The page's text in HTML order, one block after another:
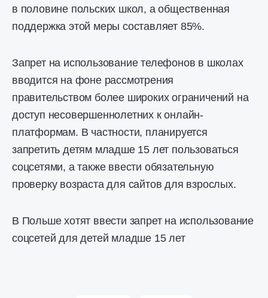
в половине польских школ, а общественная
поддержка этой меры составляет 85%.
Запрет на использование телефонов в школах
вводится на фоне рассмотрения
правительством более широких ограничений на
доступ несовершеннолетних к онлайн-
платформам. В частности, планируется
запретить детям младше 15 лет пользоваться
соцсетями, а также ввести обязательную
проверку возраста для сайтов для взрослых.
В Польше хотят ввести запрет на использование
соцсетей для детей младше 15 лет